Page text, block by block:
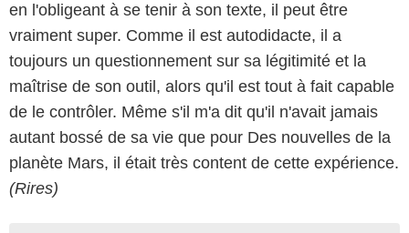
en l'obligeant à se tenir à son texte, il peut être
vraiment super. Comme il est autodidacte, il a
toujours un questionnement sur sa légitimité et la
maîtrise de son outil, alors qu'il est tout à fait capable
de le contrôler. Même s'il m'a dit qu'il n'avait jamais
autant bossé de sa vie que pour Des nouvelles de la
planète Mars, il était très content de cette expérience.
(Rires)